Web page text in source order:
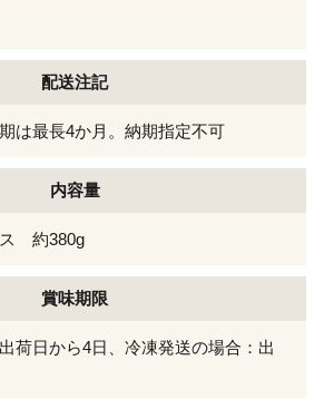
配送注記
は最長4か月。納期指定不可
内容量
ス 約380g
賞味期限
荷日から4日、冷凍発送の場合：出